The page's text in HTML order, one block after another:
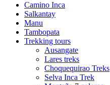
Camino Inca
Salkantay
Manu
Tambopata
Trekking tours
Ausangate
Lares treks
Choquequirao Treks
Selva Inca Trek